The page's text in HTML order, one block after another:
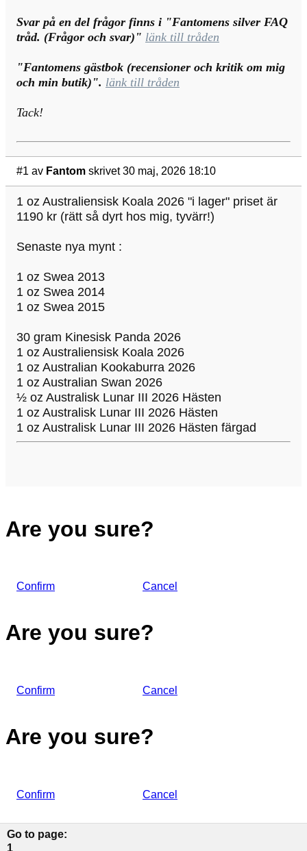
Svar på en del frågor finns i "Fantomens silver FAQ
tråd. (Frågor och svar)" länk till tråden
"Fantomens gästbok (recensioner och kritik om mig
och min butik)". länk till tråden
Tack!
#1 av Fantom skrivet 30 maj, 2026 18:10
1 oz Australiensisk Koala 2026 "i lager" priset är
1190 kr (rätt så dyrt hos mig, tyvärr!)
Senaste nya mynt :
1 oz Swea 2013
1 oz Swea 2014
1 oz Swea 2015
30 gram Kinesisk Panda 2026
1 oz Australiensisk Koala 2026
1 oz Australian Kookaburra 2026
1 oz Australian Swan 2026
½ oz Australisk Lunar III 2026 Hästen
1 oz Australisk Lunar III 2026 Hästen
1 oz Australisk Lunar III 2026 Hästen färgad
Are you sure?
Confirm Cancel
Are you sure?
Confirm Cancel
Are you sure?
Confirm Cancel
Go to page:
1